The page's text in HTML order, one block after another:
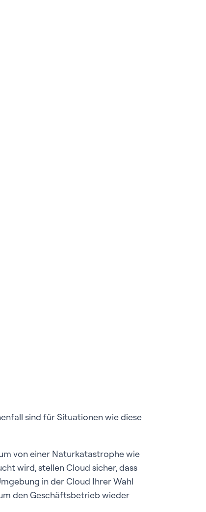
sind für Situationen wie diese
von einer Naturkatastrophe wie
wird, stellen Cloud sicher, dass
in der Cloud Ihrer Wahl
den Geschäftsbetrieb wieder